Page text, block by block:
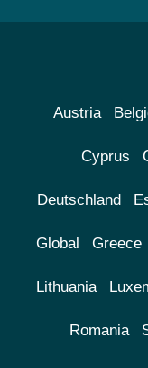
Austria
Cyprus
Deutschland
Global Greece
Lithuania
Romania